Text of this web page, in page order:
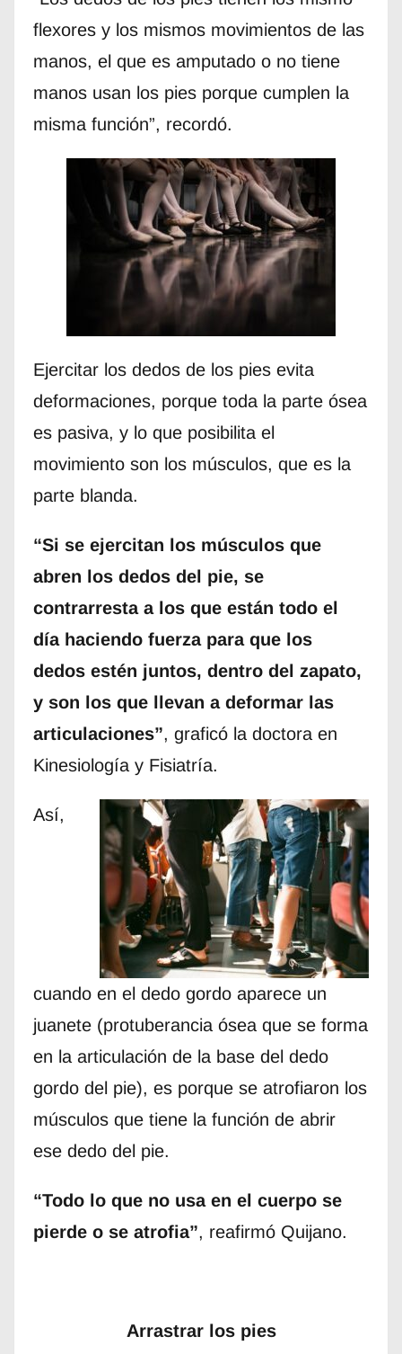
flexores y los mismos movimientos de las
manos, el que es amputado o no tiene
manos usan los pies porque cumplen la
misma función”, recordó.
Ejercitar los dedos de los pies evita
deformaciones, porque toda la parte ósea
es pasiva, y lo que posibilita el
movimiento son los músculos, que es la
parte blanda.
“Si se ejercitan los músculos que
abren los dedos del pie, se
contrarresta a los que están todo el
día haciendo fuerza para que los
dedos estén juntos, dentro del zapato,
y son los que llevan a deformar las
articulaciones”, graficó la doctora en
Kinesiología y Fisiatría.
Así,
cuando en el dedo gordo aparece un
juanete (protuberancia ósea que se forma
en la articulación de la base del dedo
gordo del pie), es porque se atrofiaron los
músculos que tiene la función de abrir
ese dedo del pie.
“Todo lo que no usa en el cuerpo se
pierde o se atrofia”, reafirmó Quijano.
Arrastrar los pies